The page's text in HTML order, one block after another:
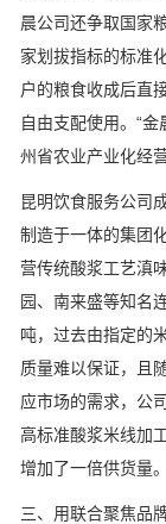
晨公司还争取国家
家划拔指标的标准
户的粮食收成后直
自由支配使用。“
州省农业产业化经
昆明饮食服务公司
制造于一体的集团
营传统酸浆工艺滇
园、南来盛等知名
吨，过去由指定的
质量难以保证，且
应市场的需求，公
高标准酸浆米线加
增加了一倍供货量。
三、用联合聚焦品